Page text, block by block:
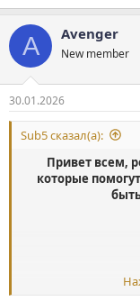
A Avenger
New member
30.01.2026
Sub5 сказал(а):
Привет всем,
которые